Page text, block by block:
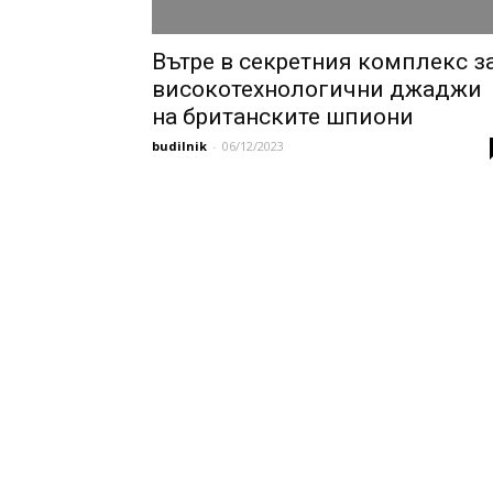
Вътре в секретния комплекс
високотехнологични джаджи
на британските шпиони
budilnik - 06/12/2023